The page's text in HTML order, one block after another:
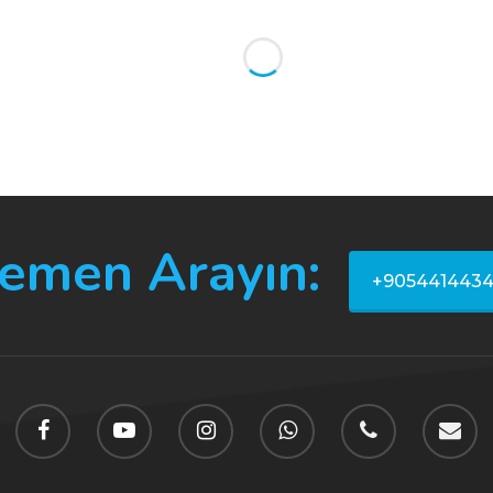
Arayın: